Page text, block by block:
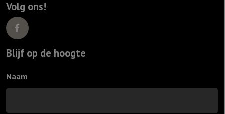
Volg ons!
Blijf op de hoogte
Naam